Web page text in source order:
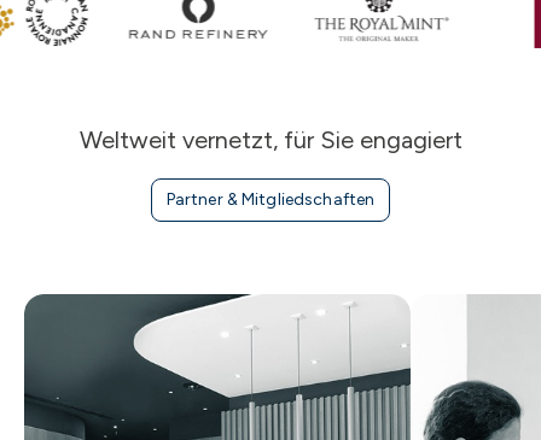
Weltweit vernetzt, für Sie engagiert
Partner & Mitgliedschaften